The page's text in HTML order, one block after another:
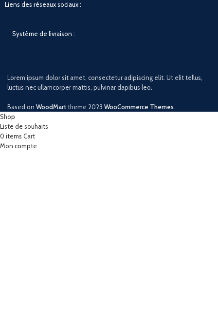
Liens des réseaux sociaux :
Système de livraison :
Lorem ipsum dolor sit amet, consectetur adipiscing elit. Ut elit tellus,
luctus nec ullamcorper mattis, pulvinar dapibus leo.
Based on WoodMarttheme 2023 WooCommerce Themes.
Shop
Liste de souhaits
0 items Cart
Mon compte